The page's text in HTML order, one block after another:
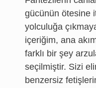
gücünün ötesine
yolculuğa
içeriğim, ana
farklı bir şey
seçilmiştir. Sizi
benzersiz